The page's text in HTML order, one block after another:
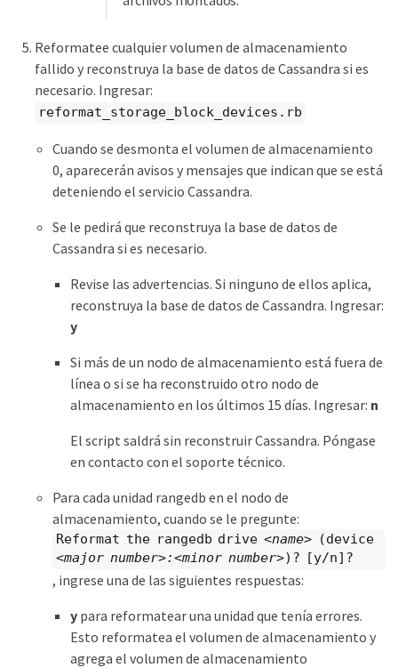
Reformatee cualquier volumen de almacenamiento
fallido y reconstruya la base de datos de Cassandra si es
necesario. Ingresar:
reformat_storage_block_devices.rb
Cuando se desmonta el volumen de almacenamiento
0, aparecerán avisos y mensajes que indican que se está
deteniendo el servicio Cassandra.
Se le pedirá que reconstruya la base de datos de
Cassandra si es necesario.
Revise las advertencias. Si ninguno de ellos aplica,
reconstruya la base de datos de Cassandra. Ingresar:
y
Si más de un nodo de almacenamiento está fuera de
línea o si se ha reconstruido otro nodo de
almacenamiento en los últimos 15 días. Ingresar: n
El script saldrá sin reconstruir Cassandra. Póngase
en contacto con el soporte técnico.
Para cada unidad rangedb en el nodo de
almacenamiento, cuando se le pregunte:
Reformat the rangedb drive <name> (device
<major number>:<minor number>)? [y/n]?
, ingrese una de las siguientes respuestas:
ypara reformatear una unidad que tenía errores.
Esto reformatea el volumen de almacenamiento y
agrega el volumen de almacenamiento